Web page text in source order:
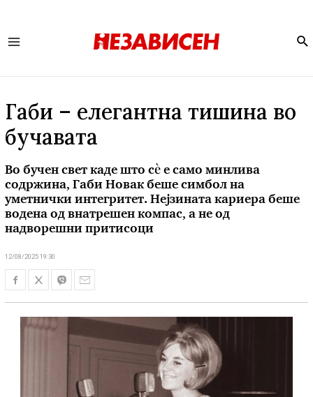
Габи – елегантна тишина во
бучавата
Во бучен свет каде што сè е само минлива
содржина, Габи Новак беше симбол на
уметнички интегритет. Нејзината кариера беше
водена од внатрешен компас, а не од
надворешни притисоци
12/08/2025 19:30